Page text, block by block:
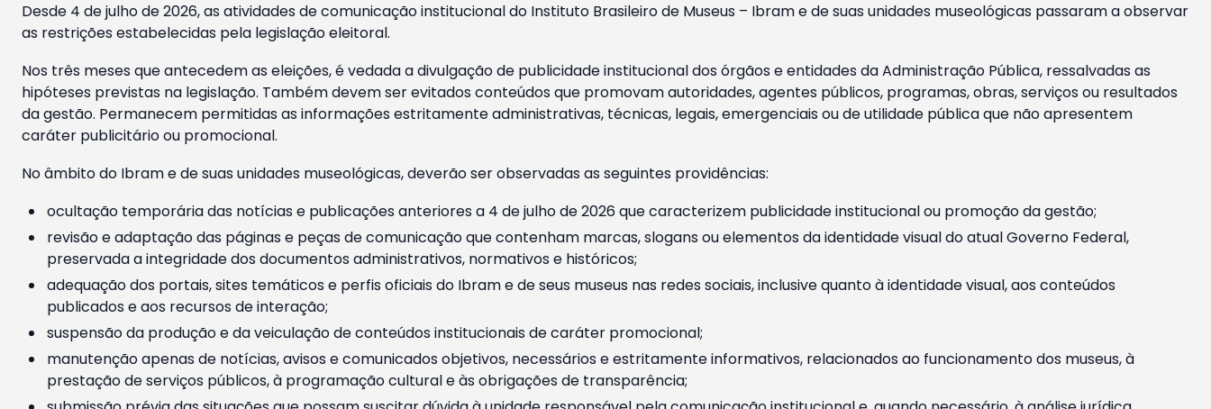
Desde 4 de julho de 2026, as atividades de comunicação institucional do Instituto Brasileiro de Museus – Ibram e de suas unidades museológicas passaram a observar
as restrições estabelecidas pela legislação eleitoral.
Nos três meses que antecedem as eleições, é vedada a divulgação de publicidade institucional dos órgãos e entidades da Administração Pública, ressalvadas as
hipóteses previstas na legislação. Também devem ser evitados conteúdos que promovam autoridades, agentes públicos, programas, obras, serviços ou resultados
da gestão. Permanecem permitidas as informações estritamente administrativas, técnicas, legais, emergenciais ou de utilidade pública que não apresentem
caráter publicitário ou promocional.
No âmbito do Ibram e de suas unidades museológicas, deverão ser observadas as seguintes providências:
ocultação temporária das notícias e publicações anteriores a 4 de julho de 2026 que caracterizem publicidade institucional ou promoção da gestão;
revisão e adaptação das páginas e peças de comunicação que contenham marcas, slogans ou elementos da identidade visual do atual Governo Federal,
preservada a integridade dos documentos administrativos, normativos e históricos;
adequação dos portais, sites temáticos e perfis oficiais do Ibram e de seus museus nas redes sociais, inclusive quanto à identidade visual, aos conteúdos
publicados e aos recursos de interação;
suspensão da produção e da veiculação de conteúdos institucionais de caráter promocional;
manutenção apenas de notícias, avisos e comunicados objetivos, necessários e estritamente informativos, relacionados ao funcionamento dos museus, à
prestação de serviços públicos, à programação cultural e às obrigações de transparência;